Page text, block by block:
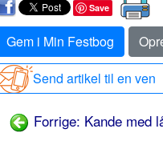
Save
Gem i Min Festbog
Send artikel til en ven
Forrige: Kande med